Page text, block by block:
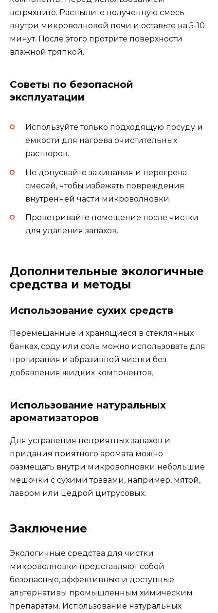
встряхните. Распылите полученную смесь
внутри микроволновой печи и оставьте на 5-10
минут. После этого протрите поверхности
влажной тряпкой.
Советы по безопасной
эксплуатации
Используйте только подходящую посуду и
емкости для нагрева очистительных
растворов.
Не допускайте закипания и перегрева
смесей, чтобы избежать повреждения
внутренней части микроволновки.
Проветривайте помещение после чистки
для удаления запахов.
Дополнительные экологичные
средства и методы
Использование сухих средств
Перемешанные и хранящиеся в стеклянных
банках, соду или соль можно использовать для
протирания и абразивной чистки без
добавления жидких компонентов.
Использование натуральных
ароматизаторов
Для устранения неприятных запахов и
придания приятного аромата можно
размещать внутри микроволновки небольшие
мешочки с сухими травами, например, мятой,
лавром или цедрой цитрусовых.
Заключение
Экологичные средства для чистки
микроволновки представляют собой
безопасные, эффективные и доступные
альтернативы промышленным химическим
препаратам. Использование натуральных